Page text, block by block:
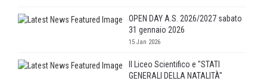
OPEN DAY A.S. 2026/2027 sabato
31 gennaio 2026
15 Jan 2026
Il Liceo Scientifico e "STATI
GENERALI DELLA NATALITÀ"